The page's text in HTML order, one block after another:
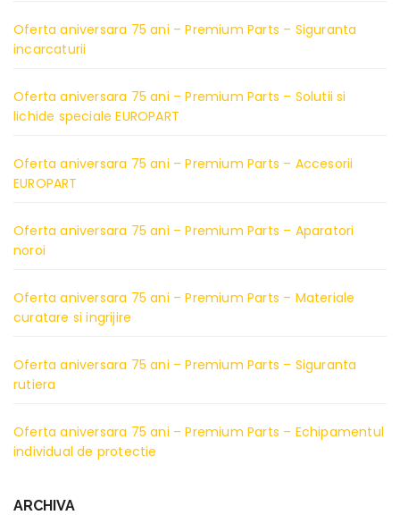
Oferta aniversara 75 ani – Premium Parts – Siguranta
incarcaturii
Oferta aniversara 75 ani – Premium Parts – Solutii si
lichide speciale EUROPART
Oferta aniversara 75 ani – Premium Parts – Accesorii
EUROPART
Oferta aniversara 75 ani – Premium Parts – Aparatori
noroi
Oferta aniversara 75 ani – Premium Parts – Materiale
curatare si ingrijire
Oferta aniversara 75 ani – Premium Parts – Siguranta
rutiera
Oferta aniversara 75 ani – Premium Parts – Echipamentul
individual de protectie
ARCHIVA